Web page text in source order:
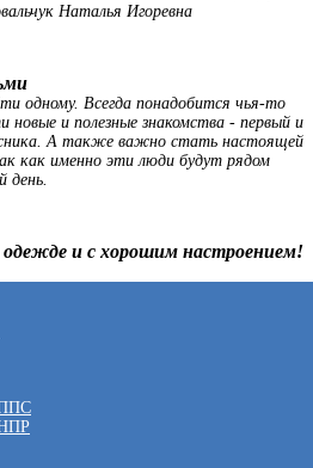
Наталья Игоревна
одному. Всегда понадобится чья-то
и полезные знакомства - первый и
А также важно стать настоящей
как именно эти люди будут рядом
день.
и с хорошим настроением!
ППС